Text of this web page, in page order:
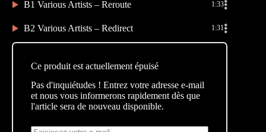
B1 Various Artists – Reroute 1:33
B2 Various Artists – Redirect 1:31
Ce produit est actuellement épuisé
Pas d'inquiétudes ! Entrez votre adresse e-mail
et nous vous informerons rapidement dès que
l'article sera de nouveau disponible.